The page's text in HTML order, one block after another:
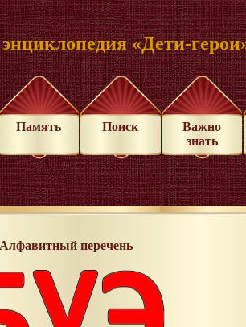
«Дети-
Память Поиск
Важно
знать
Алфавитный перечень